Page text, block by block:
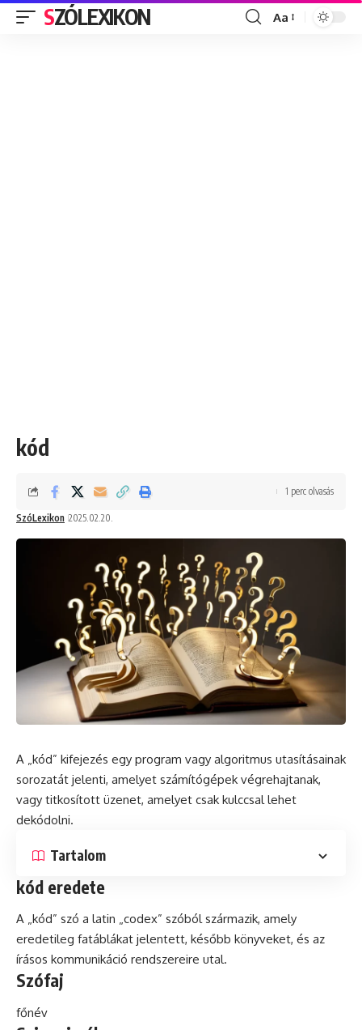
SZÓLEXIKON
Font
Aa
kód
SzóLexikon 2025.02.20.
1 perc olvasás
A „kód” kifejezés egy program vagy algoritmus utasításainak
sorozatát jelenti, amelyet számítógépek végrehajtanak,
vagy titkosított üzenet, amelyet csak kulccsal lehet
dekódolni.
Tartalom
kód eredete
A „kód” szó a latin „codex” szóból származik, amely
eredetileg fatáblákat jelentett, később könyveket, és az
írásos kommunikáció rendszereire utal.
Szófaj
főnév